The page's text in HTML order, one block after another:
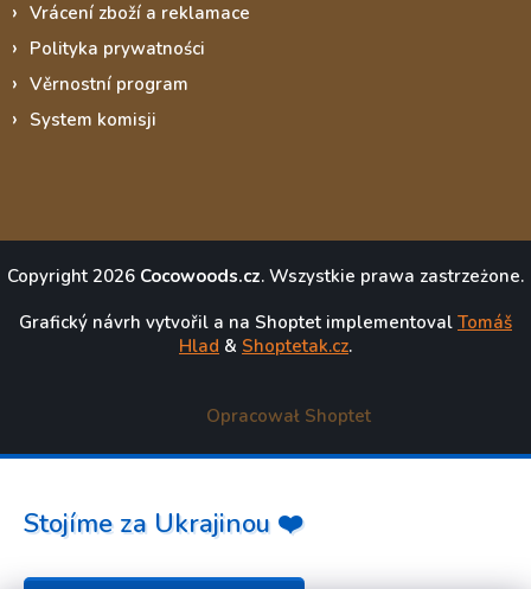
Vrácení zboží a reklamace
Polityka prywatności
Věrnostní program
System komisji
Copyright 2026 Cocowoods.cz. Wszystkie prawa zastrzeżone.
Grafický návrh vytvořil a na Shoptet implementoval Tomáš
Hlad & Shoptetak.cz.
Opracował Shoptet
Stojíme za Ukrajinou ❤️